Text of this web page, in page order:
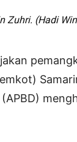
Zuhri. (Hadi